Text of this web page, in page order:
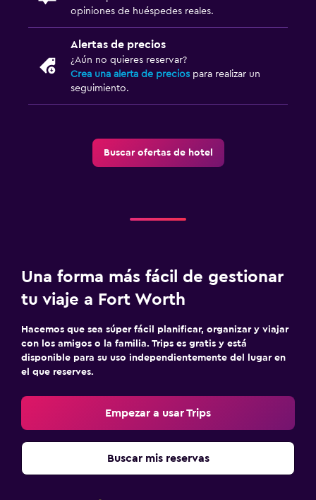
opiniones de huéspedes reales.
Alertas de precios
¿Aún no quieres reservar?
Crea una alerta de precios para realizar un
seguimiento.
Buscar ofertas de hotel
Una forma más fácil de gestionar
tu viaje a Fort Worth
Hacemos que sea súper fácil planificar, organizar y viajar
con los amigos o la familia. Trips es gratis y está
disponible para su uso independientemente del lugar en
el que reserves.
Empezar a usar Trips
Buscar mis reservas